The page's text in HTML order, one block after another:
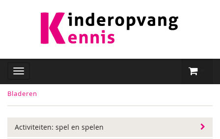
Bladeren
Activiteiten: spel en spelen